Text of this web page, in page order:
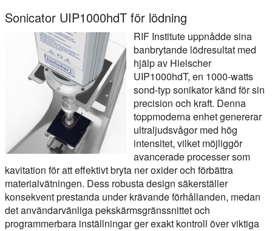
Sonicator UIP1000hdT för lödning
RIF Institute uppnådde sina
banbrytande lödresultat med
hjälp av Hielscher
UIP1000hdT, en 1000-watts
sond-typ sonikator känd för sin
precision och kraft. Denna
toppmoderna enhet genererar
ultraljudsvågor med hög
intensitet, vilket möjliggör
avancerade processer som
kavitation för att effektivt bryta ner oxider och förbättra
materialvätningen. Dess robusta design säkerställer
konsekvent prestanda under krävande förhållanden, medan
det användarvänliga pekskärmsgränssnittet och
programmerbara inställningar ger exakt kontroll över viktiga